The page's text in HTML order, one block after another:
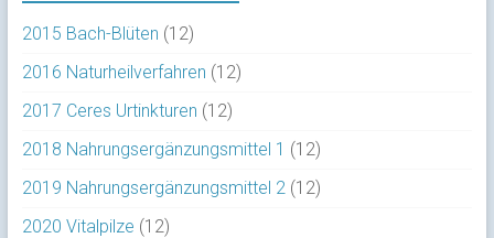
2015 Bach-Blüten (12)
2016 Naturheilverfahren (12)
2017 Ceres Urtinkturen (12)
2018 Nahrungsergänzungsmittel 1 (12)
2019 Nahrungsergänzungsmittel 2 (12)
2020 Vitalpilze (12)